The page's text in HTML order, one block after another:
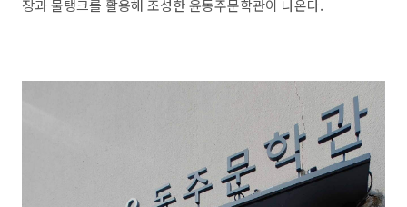
장과 물탱크를 활용해 조성한 윤동주문학관이 나온다.